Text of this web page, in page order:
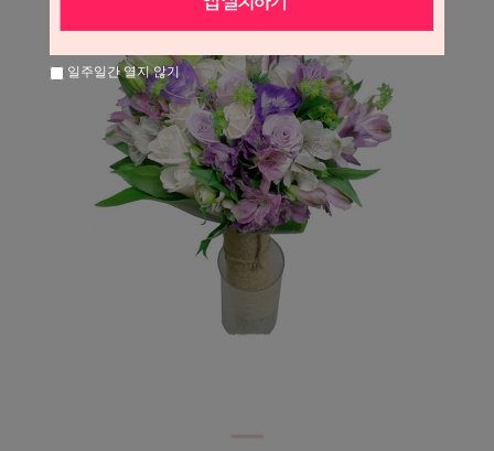
일주일간 열지 않기